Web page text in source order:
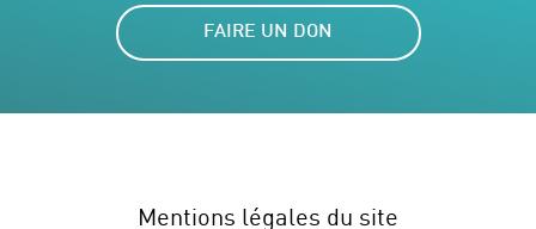
FAIRE UN DON
Mentions légales du site